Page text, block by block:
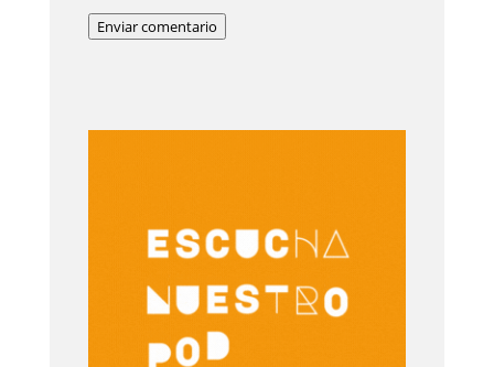
Enviar comentario